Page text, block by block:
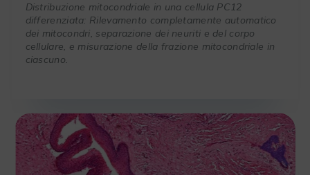
Distribuzione mitocondriale in una cellula PC12
differenziata: Rilevamento completamente automatico
dei mitocondri, separazione dei neuriti e del corpo
cellulare, e misurazione della frazione mitocondriale in
ciascuno.